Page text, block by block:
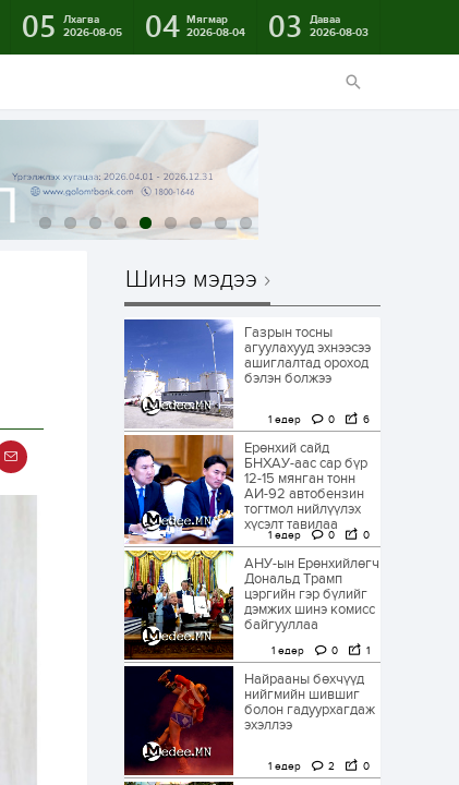
05
Лхагва
2026-08-05
04 Мягмар
2026-08-04
03
Даваа
2026-08-03
Шинэ мэдээ
Газрын тосны
агуулахууд эхнээсээ
ашиглалтад ороход
бэлэн болжээ
1 өдөр 0 6
Ерөнхий сайд
БНХАУ-аас сар бүр
12-15 мянган тонн
АИ-92 автобензин
тогтмол нийлүүлэх
хүсэлт тавилаа
1 өдөр 0 0
АНУ-ын Ерөнхийлөгч
Дональд Трамп
цэргийн гэр бүлийг
дэмжих шинэ комисс
байгууллаа
1 өдөр 0 1
Найрааны бөхчүүд
нийгмийн шившиг
болон гадуурхагдаж
эхэллээ
1 өдөр 2 0